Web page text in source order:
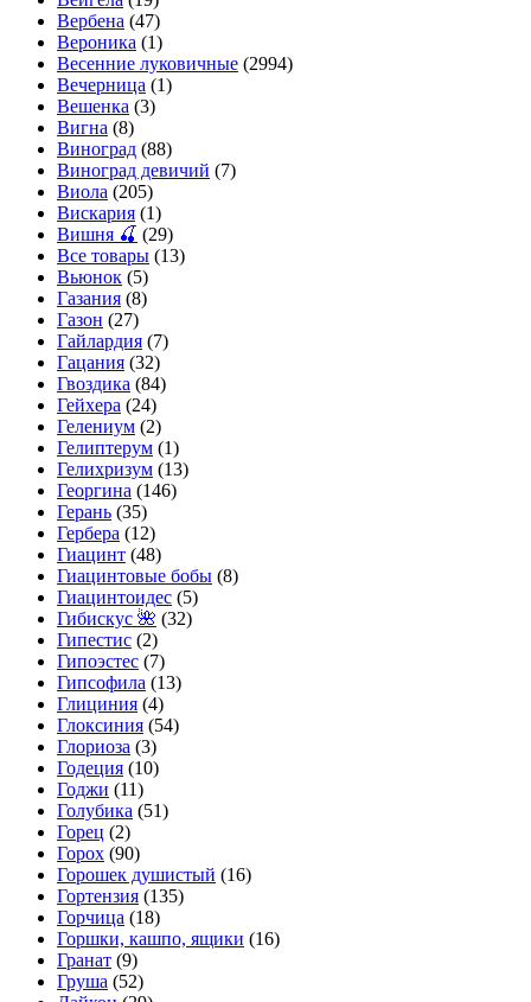
Вербена (47)
Вероника (1)
Весенние луковичные (2994)
Вечерница (1)
Вешенка (3)
Вигна (8)
Виноград (88)
Виноград девичий (7)
Виола (205)
Вискария (1)
Вишня 🍒 (29)
Все товары (13)
Вьюнок (5)
Газания (8)
Газон (27)
Гайлардия (7)
Гацания (32)
Гвоздика (84)
Гейхера (24)
Гелениум (2)
Гелиптерум (1)
Гелихризум (13)
Георгина (146)
Герань (35)
Гербера (12)
Гиацинт (48)
Гиацинтовые бобы (8)
Гиацинтоидес (5)
Гибискус 🌺 (32)
Гипестис (2)
Гипоэстес (7)
Гипсофила (13)
Глициния (4)
Глоксиния (54)
Глориоза (3)
Годеция (10)
Годжи (11)
Голубика (51)
Горец (2)
Горох (90)
Горошек душистый (16)
Гортензия (135)
Горчица (18)
Горшки, кашпо, ящики (16)
Гранат (9)
Груша (52)